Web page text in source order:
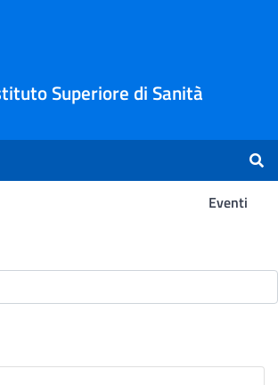
Superiore di Sanità
Eventi
Ricerca -